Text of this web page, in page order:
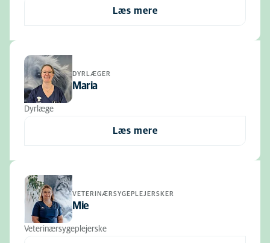
Læs mere
DYRLÆGER
Maria
Dyrlæge
Læs mere
VETERINÆRSYGEPLEJERSKER
Mie
Veterinærsygeplejerske